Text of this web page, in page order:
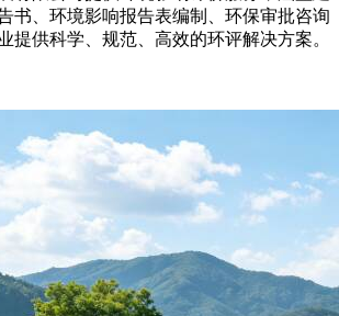
书、环境影响报告表编制、环保审批咨询
提供科学、规范、高效的环评解决方案。